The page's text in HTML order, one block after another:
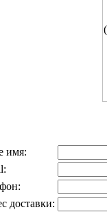
имя:
доставки: